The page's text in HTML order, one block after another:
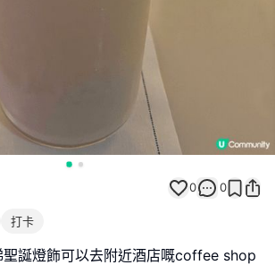
0 0
打卡
聖誕燈飾可以去附近酒店嘅coffee shop